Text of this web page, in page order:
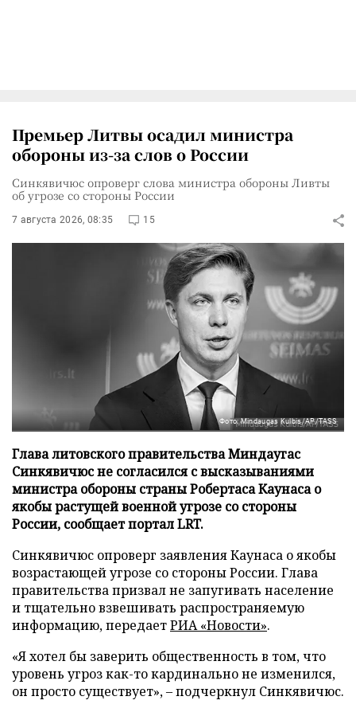
Премьер Литвы осадил министра
обороны из-за слов о России
Синкявичюс опроверг слова министра обороны Ливты
об угрозе со стороны России
7 августа 2026, 08:35 15
Фото: Mindaugas Kulbis/AP/TASS
Глава литовского правительства Миндаугас
Синкявичюс не согласился с высказываниями
министра обороны страны Робертаса Каунаса о
якобы растущей военной угрозе со стороны
России, сообщает портал LRT.
Синкявичюс опроверг заявления Каунаса о якобы
возрастающей угрозе со стороны России. Глава
правительства призвал не запугивать население
и тщательно взвешивать распространяемую
информацию, передаетРИА «Новости».
«Я хотел бы заверить общественность в том, что
уровень угроз как-то кардинально не изменился,
он просто существует», – подчеркнул Синкявичюс.